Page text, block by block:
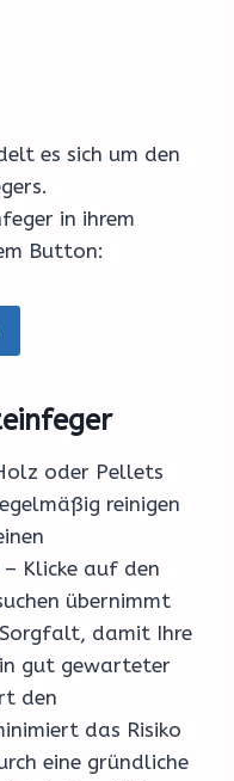
es sich um den
in ihrem
Button:
oder Pellets
reinigen
Klicke auf den
übernimmt
damit Ihre
gut gewarteter
den
das Risiko
eine gründliche